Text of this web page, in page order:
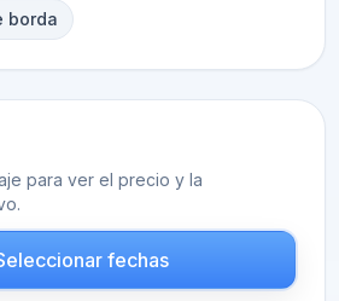
borda
para ver el precio y la
fechas